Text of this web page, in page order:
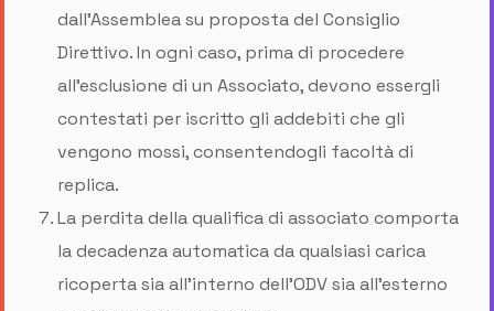
dall’Assemblea su proposta del Consiglio
Direttivo. In ogni caso, prima di procedere
all’esclusione di un Associato, devono essergli
contestati per iscritto gli addebiti che gli
vengono mossi, consentendogli facoltà di
replica.
La perdita della qualifica di associato comporta
la decadenza automatica da qualsiasi carica
ricoperta sia all'interno dell'ODV sia all'esterno